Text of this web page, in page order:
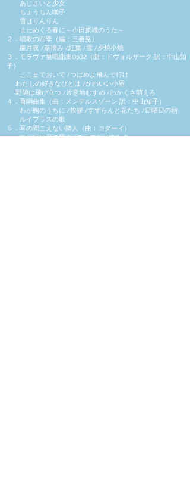
あじさいと少女
ちょうちん囃子
雪はりんりん
まためぐる春に～小田原城のうた～
２．唱歌の四季（編：三善晃）
朧月夜 /茶摘み /紅葉 /雪 /夕焼小焼
３．モラヴァ重唱曲集Op32（曲：ドヴォルザーク 訳：中山知
子）
ここまでおいで /つばめよ飛んで行け
わたしの好きなひとは /かわいい小屋
野鳩は飛び立つ / 片意地むすめ /わかくさ萌えろ
４．重唱曲集（曲：メンデルスゾーン 訳：中山知子）
わが胸のうちに /挨拶 /すずらんと花たち / 日曜日の朝
ルイプラスの歌
５．耳の聞こえない隣人（曲：コダーイ）
それ行け私の馬よ /こうのとりきたよ